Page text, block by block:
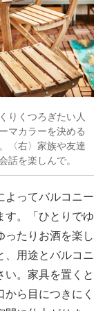
りくつろぎたい人
マカラーを決める
〈右〉家族や友達
話を楽しんで。
よってバルコニー
す。「ひとりでゆ
ったりお酒を楽し
、用途とバルコニ
。家具を置くと
ら目につきにく